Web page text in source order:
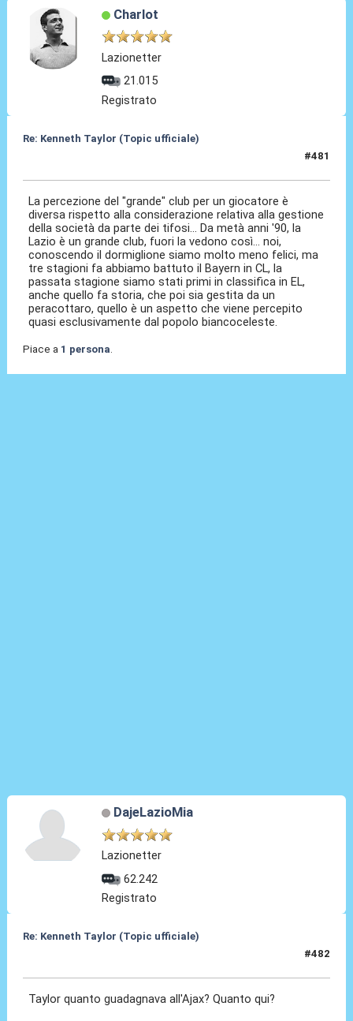
Charlot
Lazionetter
21.015
Registrato
Re: Kenneth Taylor (Topic ufficiale)
#481
La percezione del "grande" club per un giocatore è
diversa rispetto alla considerazione relativa alla gestione
della società da parte dei tifosi... Da metà anni '90, la
Lazio è un grande club, fuori la vedono così... noi,
conoscendo il dormiglione siamo molto meno felici, ma
tre stagioni fa abbiamo battuto il Bayern in CL, la
passata stagione siamo stati primi in classifica in EL,
anche quello fa storia, che poi sia gestita da un
peracottaro, quello è un aspetto che viene percepito
quasi esclusivamente dal popolo biancoceleste.
Piace a 1 persona.
DajeLazioMia
Lazionetter
62.242
Registrato
Re: Kenneth Taylor (Topic ufficiale)
#482
Taylor quanto guadagnava all'Ajax? Quanto qui?